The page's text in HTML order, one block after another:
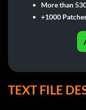
More than
+1000
TEXT FILE